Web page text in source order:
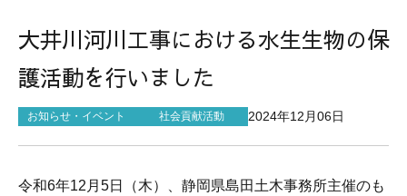
大井川河川工事における水生生物の保
護活動を行いました
お知らせ・イベント 社会貢献活動 2024年12月06日
令和6年12 月 5日（木）、静岡県島田土木事務所主催のも